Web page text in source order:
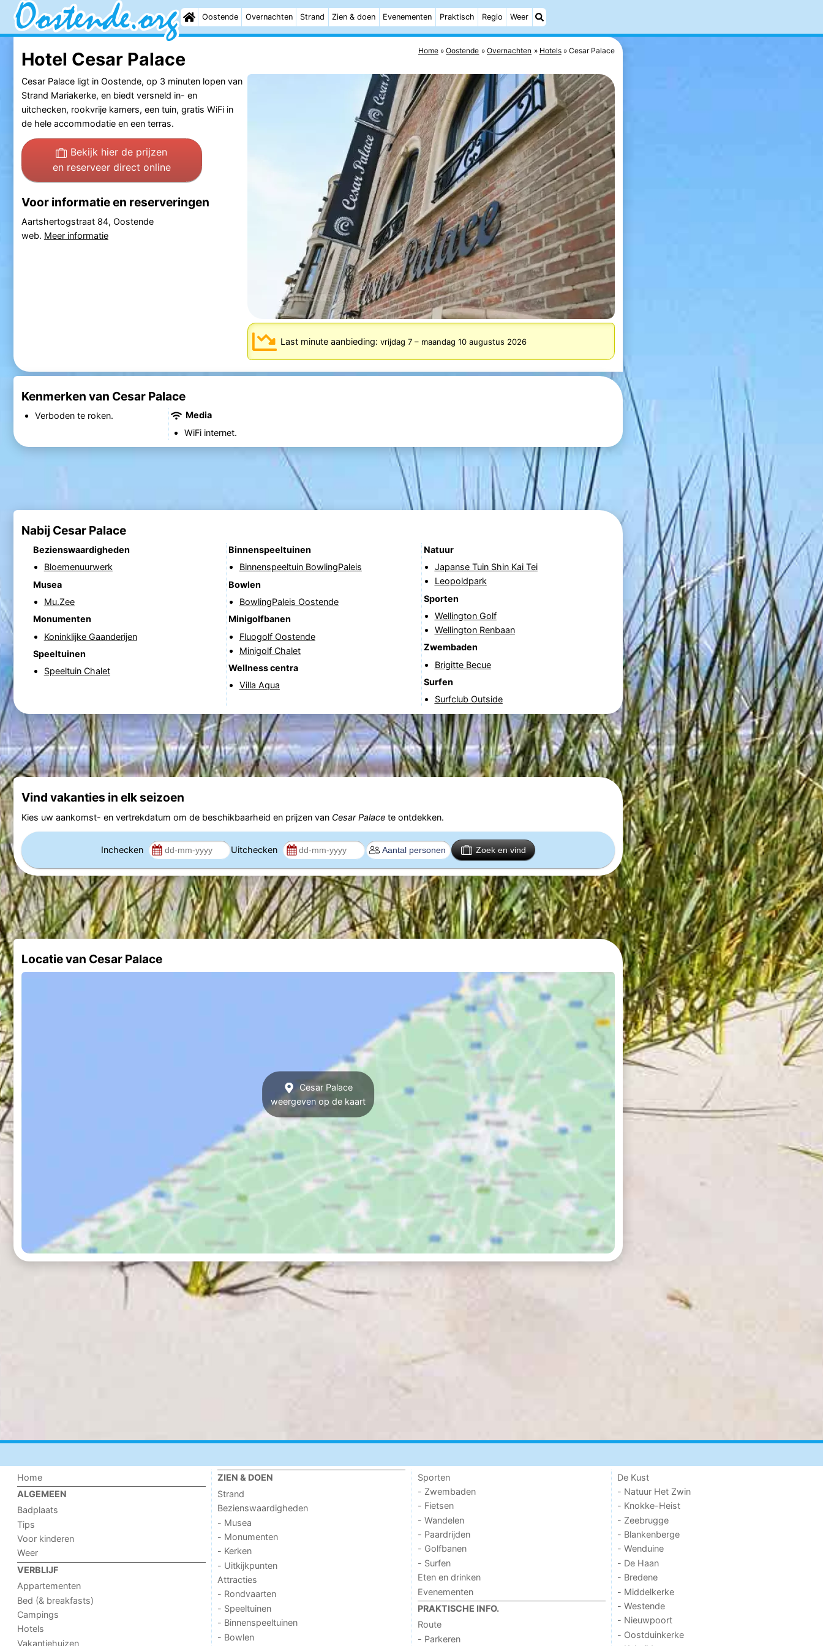
Oostende Overnachten Strand Zien & doen Evenementen Praktisch Regio Weer
Home Oostende Overnachten Hotels Cesar Palace
Hotel Cesar Palace
Last minute aanbieding: vrijdag 7– maandag 10 augustus 2026
Cesar Palace ligt in Oostende, op 3 minuten lopen van
Strand Mariakerke, en biedt versneld in- en
uitchecken, rookvrije kamers, een tuin, gratis WiFi in
de hele accommodatie en een terras.
Bekijk hier de prijzen
en reserveer direct online
Voor informatie en reserveringen
Aartshertogstraat 84, Oostende
web. Meer informatie
Kenmerken van Cesar Palace
Verboden te roken.
Media
WiFi internet.
Nabij Cesar Palace
Bezienswaardigheden
Bloemenuurwerk
Musea
Mu.Zee
Monumenten
Koninklijke Gaanderijen
Speeltuinen
Speeltuin Chalet
Binnenspeeltuinen
Binnenspeeltuin BowlingPaleis
Bowlen
BowlingPaleis Oostende
Minigolfbanen
Fluogolf Oostende
Minigolf Chalet
Wellness centra
Villa Aqua
Natuur
Japanse Tuin Shin Kai Tei
Leopoldpark
Sporten
Wellington Golf
Wellington Renbaan
Zwembaden
Brigitte Becue
Surfen
Surfclub Outside
Vind vakanties in elk seizoen
Kies uw aankomst- en vertrekdatum om de beschikbaarheid en prijzen van Cesar Palacete ontdekken.
Inchecken Uitchecken Zoek en vind
Locatie van Cesar Palace
Cesar Palace
weergeven op de kaart
Home
ALGEMEEN
Badplaats
Tips
Voor kinderen
Weer
VERBLIJF
Appartementen
Bed (& breakfasts)
Campings
Hotels
Vakantiehuizen
ZIEN & DOEN
Strand
Bezienswaardigheden
- Musea
- Monumenten
- Kerken
- Uitkijkpunten
Attracties
- Rondvaarten
- Speeltuinen
- Binnenspeeltuinen
- Bowlen
Sporten
- Zwembaden
- Fietsen
- Wandelen
- Paardrijden
- Golfbanen
- Surfen
Eten en drinken
Evenementen
PRAKTISCHE INFO.
Route
- Parkeren
De Kust
- Natuur Het Zwin
- Knokke-Heist
- Zeebrugge
- Blankenberge
- Wenduine
- De Haan
- Bredene
- Middelkerke
- Westende
- Nieuwpoort
- Oostduinkerke